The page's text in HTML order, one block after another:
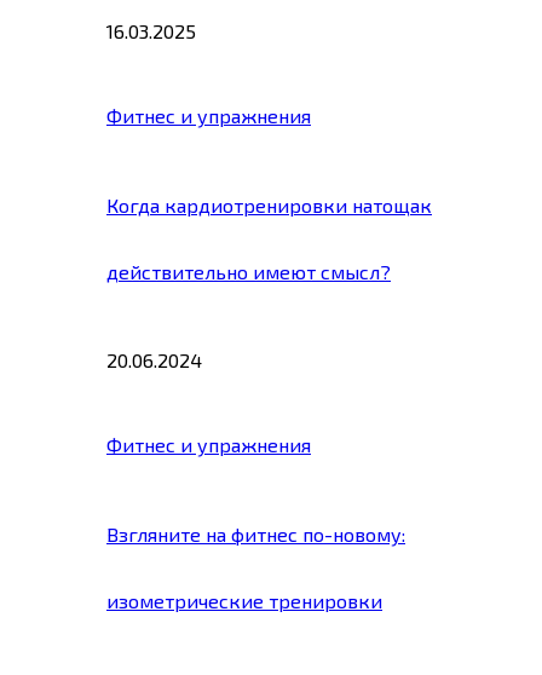
16.03.2025
Фитнес и упражнения
Когда кардиотренировки натощак
действительно имеют смысл?
20.06.2024
Фитнес и упражнения
Взгляните на фитнес по-новому:
изометрические тренировки